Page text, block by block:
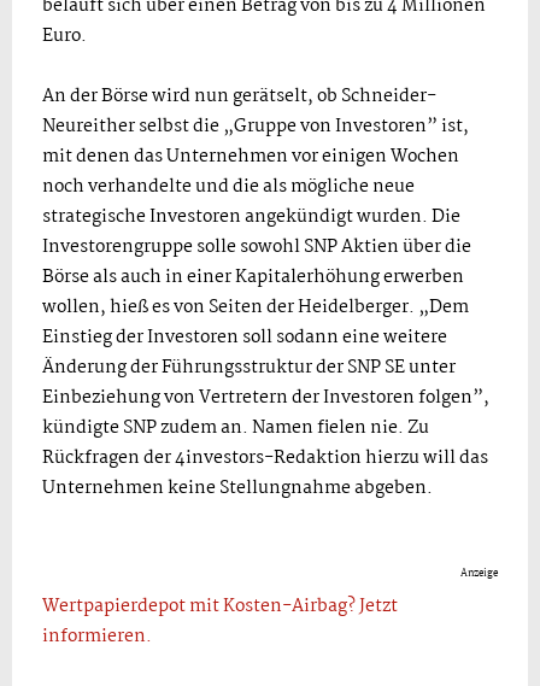
Euro.
An der Börse wird nun gerätselt, ob Schneider-
Neureither selbst die „Gruppe von Investoren” ist,
mit denen das Unternehmen vor einigen Wochen
noch verhandelte und die als mögliche neue
strategische Investoren angekündigt wurden. Die
Investorengruppe solle sowohl SNP Aktien über die
Börse als auch in einer Kapitalerhöhung erwerben
wollen, hieß es von Seiten der Heidelberger. „Dem
Einstieg der Investoren soll sodann eine weitere
Änderung der Führungsstruktur der SNP SE unter
Einbeziehung von Vertretern der Investoren folgen”,
kündigte SNP zudem an. Namen fielen nie. Zu
Rückfragen der 4investors-Redaktion hierzu will das
Unternehmen keine Stellungnahme abgeben.
Anzeige
Wertpapierdepot mit Kosten-Airbag? Jetzt
informieren.